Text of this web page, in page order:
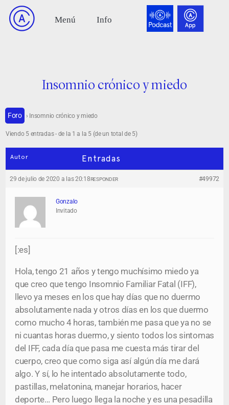
Insomnio crónico y miedo
Foro › Insomnio crónico y miedo
Viendo 5 entradas - de la 1 a la 5 (de un total de 5)
Autor Entradas
29 de julio de 2020 a las 20:18 #49972
RESPONDER
Gonzalo
Invitado
[:es]
Hola, tengo 21 años y tengo muchísimo miedo ya
que creo que tengo Insomnio Familiar Fatal (IFF),
llevo ya meses en los que hay días que no duermo
absolutamente nada y otros días en los que duermo
como mucho 4 horas, también me pasa que ya no se
ni cuantas horas duermo, y siento todos los sintomas
del IFF, cada día que pasa me cuesta más tirar del
cuerpo, creo que como siga así algún día me dará
algo. Y sí, lo he intentado absolutamente todo,
pastillas, melatonina, manejar horarios, hacer
deporte… Pero luego llega la noche y es una pesadilla